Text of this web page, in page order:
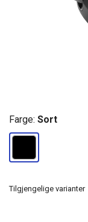
Farge: Sort
Tilgjengelige varianter